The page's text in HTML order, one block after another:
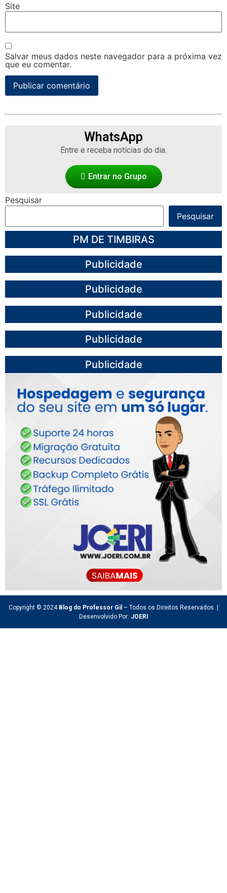
Site
Salvar meus dados neste navegador para a próxima vez
que eu comentar.
WhatsApp
Entre e receba notícias do dia.
Entrar no Grupo
Pesquisar
Pesquisar
PM DE TIMBIRAS
Publicidade
Publicidade
Publicidade
Publicidade
Publicidade
Copyright © 2024 Blog do Professor Gil – Todos os Direitos Reservados. |
Desenvolvido Por: JOERI